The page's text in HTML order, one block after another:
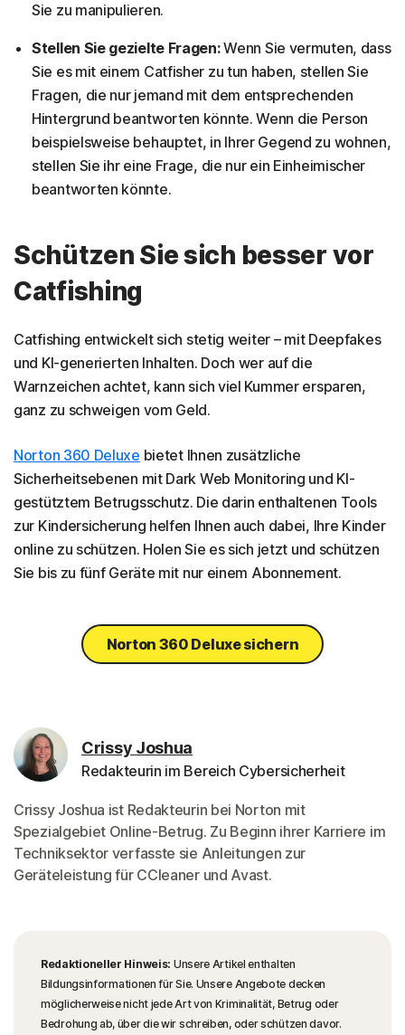
Sie zu manipulieren.
Stellen Sie gezielte Fragen:Wenn Sie vermuten, dass
Sie es mit einem Catfisher zu tun haben, stellen Sie
Fragen, die nur jemand mit dem entsprechenden
Hintergrund beantworten könnte. Wenn die Person
beispielsweise behauptet, in Ihrer Gegend zu wohnen,
stellen Sie ihr eine Frage, die nur ein Einheimischer
beantworten könnte.
Schützen Sie sich besser vor
Catfishing
Catfishing entwickelt sich stetig weiter – mit Deepfakes
und KI-generierten Inhalten. Doch wer auf die
Warnzeichen achtet, kann sich viel Kummer ersparen,
ganz zu schweigen vom Geld.
Norton 360 Deluxe bietet Ihnen zusätzliche
Sicherheitsebenen mit Dark Web Monitoring und KI-
gestütztem Betrugsschutz. Die darin enthaltenen Tools
zur Kindersicherung helfen Ihnen auch dabei, Ihre Kinder
online zu schützen. Holen Sie es sich jetzt und schützen
Sie bis zu fünf Geräte mit nur einem Abonnement.
Norton 360 Deluxe sichern
Crissy Joshua
Redakteurin im Bereich Cybersicherheit
Crissy Joshua ist Redakteurin bei Norton mit
Spezialgebiet Online-Betrug. Zu Beginn ihrer Karriere im
Techniksektor verfasste sie Anleitungen zur
Geräteleistung für CCleaner und Avast.
Redaktioneller Hinweis: Unsere Artikel enthalten
Bildungsinformationen für Sie. Unsere Angebote decken
möglicherweise nicht jede Art von Kriminalität, Betrug oder
Bedrohung ab, über die wir schreiben, oder schützen davor.